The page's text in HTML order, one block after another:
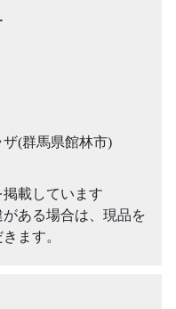
(群馬県館林市)
載しています
ある場合は、現品を
ます。